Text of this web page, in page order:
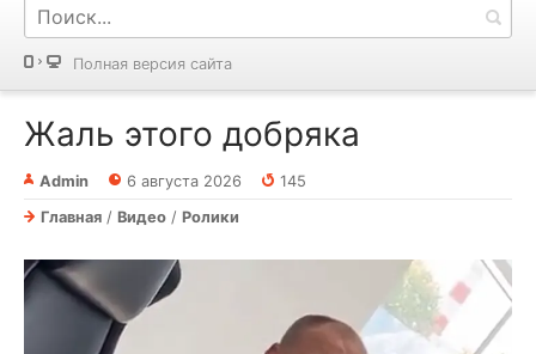
Полная версия сайта
Жаль этого добряка
Admin 6 августа 2026
145
Главная / Видео / Ролики